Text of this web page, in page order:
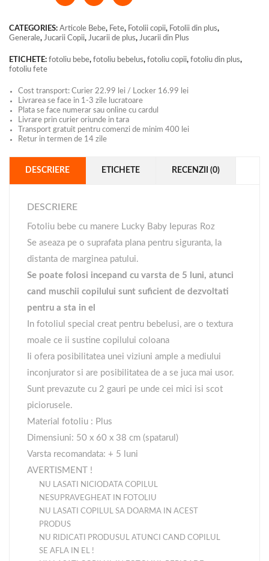
CATEGORIES: Articole Bebe, Fete, Fotolii copii, Fotolii din plus,
Generale, Jucarii Copii, Jucarii de plus, Jucarii din Plus
ETICHETE: fotoliu bebe, fotoliu bebelus, fotoliu copii, fotoliu din plus,
fotoliu fete
Cost transport: Curier 22.99 lei / Locker 16.99 lei
Livrarea se face in 1-3 zile lucratoare
Plata se face numerar sau online cu cardul
Livrare prin curier oriunde in tara
Transport gratuit pentru comenzi de minim 400 lei
Retur in termen de 14 zile
DESCRIERE ETICHETE RECENZII (0)
DESCRIERE
Fotoliu bebe cu manere Lucky Baby Iepuras Roz
Se aseaza pe o suprafata plana pentru siguranta, la
distanta de marginea patului.
Se poate folosi incepand cu varsta de 5 luni, atunci
cand muschii copilului sunt suficient de dezvoltati
pentru a sta in el
In fotoliul special creat pentru bebelusi, are o textura
moale ce ii sustine copilului coloana
Ii ofera posibilitatea unei viziuni ample a mediului
inconjurator si are posibilitatea de a se juca mai usor.
Sunt prevazute cu 2 gauri pe unde cei mici isi scot
piciorusele.
Material fotoliu : Plus
Dimensiuni: 50 x 60 x 38 cm (spatarul)
Varsta recomandata: + 5 luni
AVERTISMENT !
NU LASATI NICIODATA COPILUL
NESUPRAVEGHEAT IN FOTOLIU
NU LASATI COPILUL SA DOARMA IN ACEST
PRODUS
NU RIDICATI PRODUSUL ATUNCI CAND COPILUL
SE AFLA IN EL !